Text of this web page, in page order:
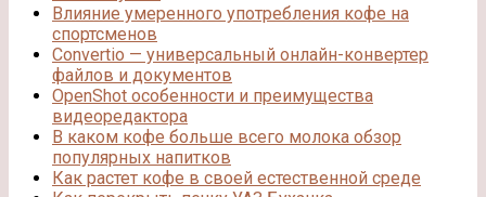
Влияние умеренного употребления кофе на
спортсменов
Convertio — универсальный онлайн-конвертер
файлов и документов
OpenShot особенности и преимущества
видеоредактора
В каком кофе больше всего молока обзор
популярных напитков
Как растет кофе в своей естественной среде